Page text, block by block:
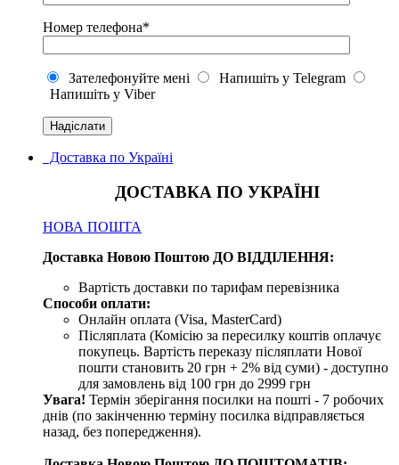
Номер телефона*
Зателефонуйте мені
Напишіть у Telegram
Напишіть у Viber
Доставка по Україні
ДОСТАВКА ПО УКРАЇНІ
НОВА ПОШТА
Доставка Новою Поштою ДО ВІДДІЛЕННЯ:
Вартість доставки по тарифам перевізника
Способи оплати:
Онлайн оплата (Visa, MasterCard)
Післяплата (Комісію за пересилку коштів оплачує
покупець. Вартість переказу післяплати Нової
пошти становить 20 грн + 2% від суми) - доступно
для замовлень від 100 грн до 2999 грн
Увага! Термін зберігання посилки на пошті - 7 робочих
днів (по закінченню терміну посилка відправляється
назад, без попередження).